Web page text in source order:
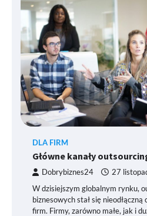
DLA FIRM
Główne kanały
Dobrybiznes24 27
W dzisiejszym globalnym rynku,
biznesowych stał się
firm. Firmy, zarówno małe, jak i